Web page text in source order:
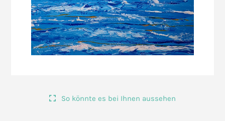
So könnte es bei Ihnen aussehen